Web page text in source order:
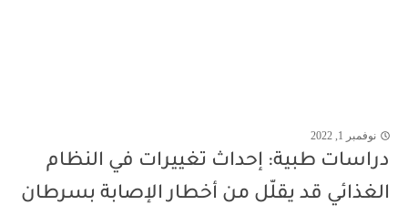
نوفمبر 1, 2022
دراسات طبية: إحداث تغييرات في النظام
الغذائي قد يقلّل من أخطار الإصابة بسرطان